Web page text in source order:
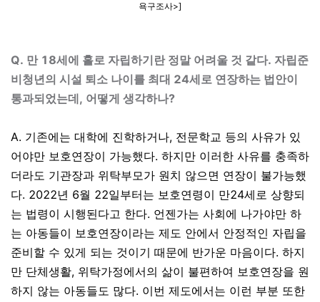
욕구조사>]
Q. 만 18세에 홀로 자립하기란 정말 어려울 것 같다. 자립준
비청년의 시설 퇴소 나이를 최대 24세로 연장하는 법안이
통과되었는데, 어떻게 생각하나?
A. 기존에는 대학에 진학하거나, 전문학교 등의 사유가 있
어야만 보호연장이 가능했다. 하지만 이러한 사유를 충족하
더라도 기관장과 위탁부모가 원치 않으면 연장이 불가능했
다. 2022년 6월 22일부터는 보호연령이 만24세로 상향되
는 법령이 시행된다고 한다. 언젠가는 사회에 나가야만 하
는 아동들이 보호연장이라는 제도 안에서 안정적인 자립을
준비할 수 있게 되는 것이기 때문에 반가운 마음이다. 하지
만 단체생활, 위탁가정에서의 삶이 불편하여 보호연장을 원
하지 않는 아동들도 많다. 이번 제도에서는 이런 부분 또한